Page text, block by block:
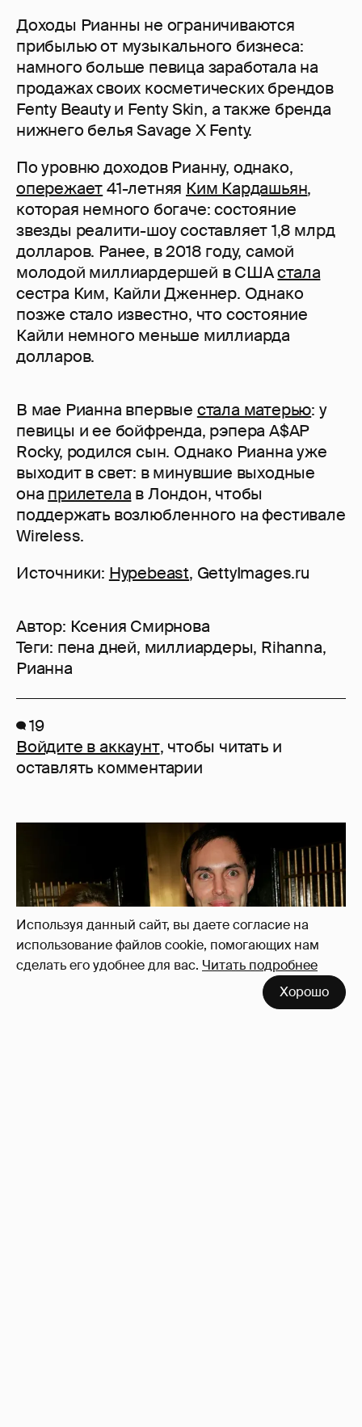
Используя данный сайт, вы даете согласие на
использование файлов cookie, помогающих нам
сделать его удобнее для вас. Читать подробнее
Хорошо
Доходы Рианны не ограничиваются
прибылью от музыкального бизнеса:
намного больше певица заработала на
продажах своих косметических брендов
Fenty Beauty и Fenty Skin, а также бренда
нижнего белья Savage X Fenty.
По уровню доходов Рианну, однако,
опережает41-летняя Ким Кардашьян,
которая немного богаче: состояние
звезды реалити-шоу составляет 1,8 млрд
долларов. Ранее, в 2018 году, самой
молодой миллиардершей в СШАстала
сестра Ким, Кайли Дженнер. Однако
позже стало известно, что состояние
Кайли немного меньше миллиарда
долларов.
В мае Рианна впервые стала матерью: у
певицы и ее бойфренда, рэпера A$AP
Rocky, родился сын. Однако Рианна уже
выходит в свет: в минувшие выходные
она прилетела в Лондон, чтобы
поддержать возлюбленного на фестивале
Wireless.
Источники: Hypebeast, GettyImages.ru
Автор: Ксения Смирнова
Теги: пена дней, миллиардеры, Rihanna,
Рианна
19
Войдите в аккаунт, чтобы читать и
оставлять комментарии